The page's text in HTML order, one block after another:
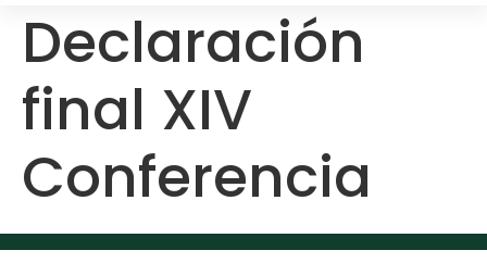
Declaración
final XIV
Conferencia